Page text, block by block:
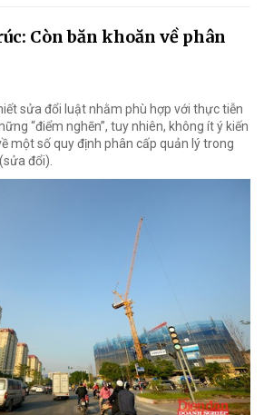
Còn băn khoăn về phân
sửa đổi luật nhằm phù hợp với thực tiễn
“điểm nghẽn”, tuy nhiên, không ít ý kiến
một số quy định phân cấp quản lý trong
đổi).